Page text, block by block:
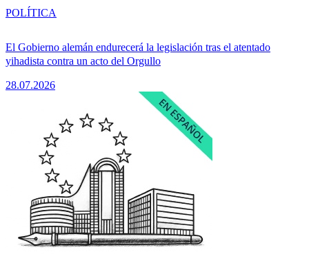
El Gobierno alemán endurecerá la legislación tras el atentado
yihadista contra un acto del Orgullo
28.07.2026
POLÍTICA